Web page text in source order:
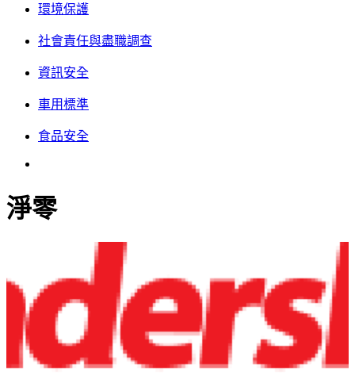
環境保護
社會責任與盡職調查
資訊安全
車用標準
食品安全
淨零